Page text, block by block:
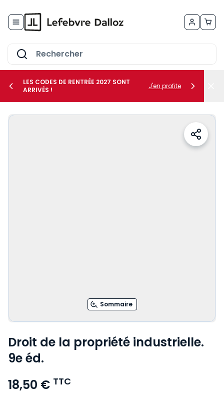
le sous-menu Vos métiers
LES CODES DE RENTRÉE 2027 SONT
ARRIVÉS !
J'en profite
Sommaire
Droit de la propriété industrielle.
9e éd.
18,50 € TTC